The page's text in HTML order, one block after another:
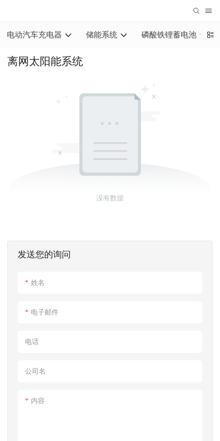
电动汽车充电器 储能系统 磷酸铁锂蓄电池
离网太阳能系统
发送您的询问
姓名
电子邮件
电话
公司名
内容
没有数据